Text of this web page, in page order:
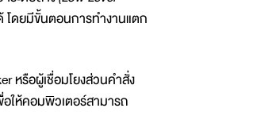
โดยมีขั้นตอนการทำงานแตก
หรือผู้เชื่อมโยงส่วนคำสั่ง
ให้คอมพิวเตอร์สามารถ